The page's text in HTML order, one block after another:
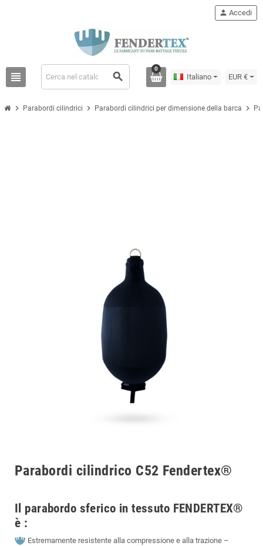
view_headline search
person Accedi
0
Italiano EUR €
chevron_right Parabordi cilindrici chevron_right Parabordi cilindrici per dimensione della barca chevron_right
Parabordi cilindrico C52 Fendertex®
Il parabordo sferico in tessuto FENDERTEX®
è :
Estremamente resistente alla compressione e alla trazione –